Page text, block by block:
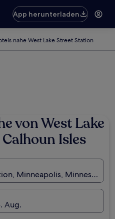
App herunterladen
nahe West Lake Street Station
von West Lake
Isles
Minneapolis, Minnesota,
Aug.